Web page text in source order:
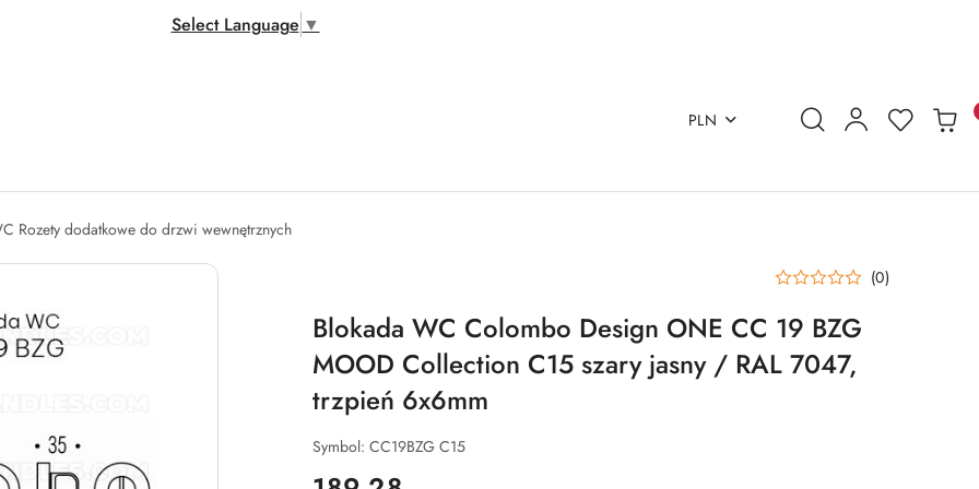
Select Language ▼
PLN
Rozety dodatkowe do drzwi wewnętrznych
(0)
Blokada WC Colombo Design ONE CC 19 BZG
MOOD Collection C15 szary jasny / RAL 7047,
trzpień 6x6mm
Symbol: CC19BZG C15